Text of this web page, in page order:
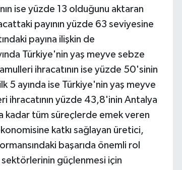
ise yüzde 13 olduğunu aktaran
payının yüzde 63 seviyesine
payına ilişkin de
Türkiye'nin yaş meyve sebze
ihracatının ise yüzde 50'sinin
5 ayında ise Türkiye'nin yaş meyve
ihracatının yüzde 43,8'inin Antalya
kadar tüm süreçlerde emek veren
katkı sağlayan üretici,
başarıda önemli rol
sektörlerinin güçlenmesi için